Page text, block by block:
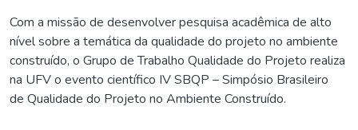
Com a missão de desenvolver pesquisa acadêmica de alto
nível sobre a temática da qualidade do projeto no ambiente
construído, o Grupo de Trabalho Qualidade do Projeto realiza
na UFV o evento científico IV SBQP – Simpósio Brasileiro
de Qualidade do Projeto no Ambiente Construído.